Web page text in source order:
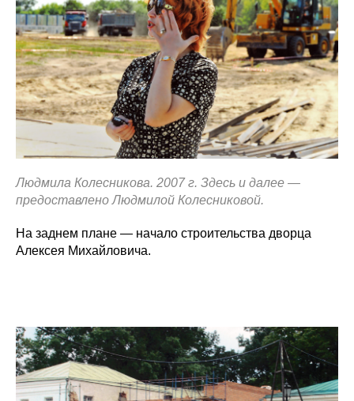
Людмила Колесникова. 2007 г. Здесь и далее —
предоставлено Людмилой Колесниковой.
На заднем плане — начало строительства дворца
Алексея Михайловича.